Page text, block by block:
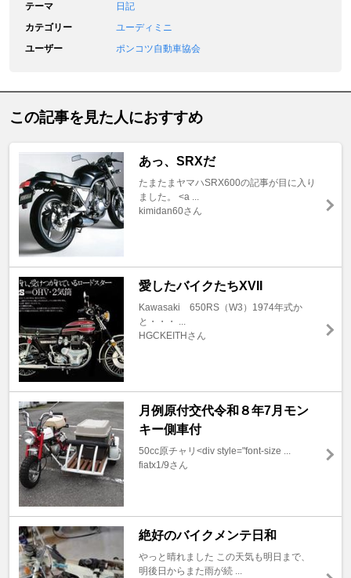
テーマ
日記
カテゴリー
ユーディミニ
ユーザー
ポンコツ自動車協会
この記事を見た人におすすめ
あっ、SRXだ
たまたまヤマハSRX600の記事が目に入り
ました。 <a ...
kimidan60さん
愛したバイクたちXVII
Kawasaki 650RS（W3）1974年式か
と・・・ ...
HGCKEITHさん
月例原付交代令和８年7月モン
キー側車付
50cc原チャリ<div style="font-size ...
fiatx1/9さん
絶好のバイクメンテ日和
やっと晴れました この天気も明日まで、
明後日からまた雨が続 ...